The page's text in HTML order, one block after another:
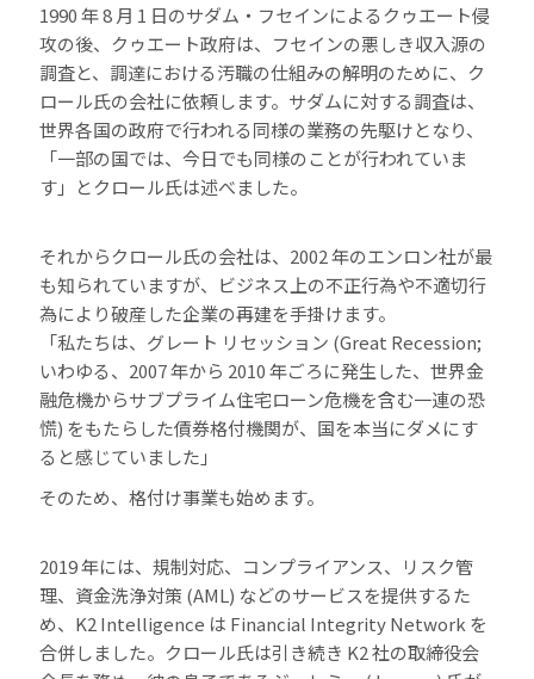
1990 年 8 月 1 日のサダム・フセインによるクゥエート侵
攻の後、クゥエート政府は、フセインの悪しき収入源の
調査と、調達における汚職の仕組みの解明のために、ク
ロール氏の会社に依頼します。サダムに対する調査は、
世界各国の政府で行われる同様の業務の先駆けとなり、
「一部の国では、今日でも同様のことが行われていま
す」とクロール氏は述べました。
それからクロール氏の会社は、2002 年のエンロン社が最
も知られていますが、ビジネス上の不正行為や不適切行
為により破産した企業の再建を手掛けます。
「私たちは、グレート リセッション (Great Recession;
いわゆる、2007 年から 2010 年ごろに発生した、世界金
融危機からサブプライム住宅ローン危機を含む一連の恐
慌) をもたらした債券格付機関が、国を本当にダメにす
ると感じていました」
そのため、格付け事業も始めます。
2019 年には、規制対応、コンプライアンス、リスク管
理、資金洗浄対策 (AML) などのサービスを提供するた
め、K2 Intelligence は Financial Integrity Network を
合併しました。クロール氏は引き続き K2 社の取締役会